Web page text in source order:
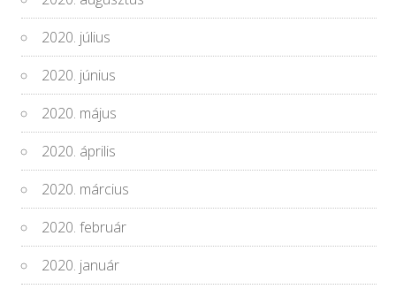
2020. július
2020. június
2020. május
2020. április
2020. március
2020. február
2020. január